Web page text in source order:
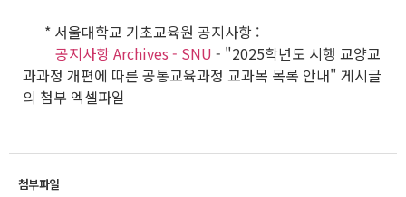
* 서울대학교 기초교육원 공지사항 :
공지사항 Archives - SNU - "2025학년도 시행 교양교
과과정 개편에 따른 공통교육과정 교과목 목록 안내" 게시글
의 첨부 엑셀파일